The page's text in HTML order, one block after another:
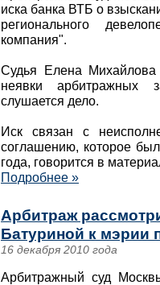
иска банка ВТБ о
регионального
компания".
Судья Елена
неявки арбитражных
слушается дело.
Иск связан с
соглашению, которое
года, говорится в
Подробнее »
Арбитраж
Батуриной к мэрии
16 декабря 2010 года
Арбитражный суд